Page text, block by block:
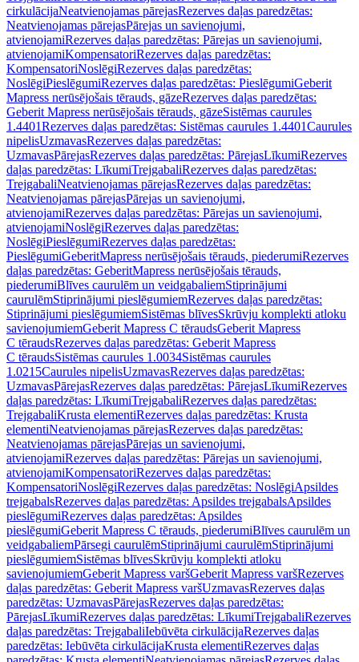
cirkulācijaNeatvienojamas pārejasRezerves daļas paredzētas:
Neatvienojamas pārejasPārejas un savienojumi,
atvienojamiRezerves daļas paredzētas: Pārejas un savienojumi,
atvienojamiKompensatoriRezerves daļas paredzētas:
KompensatoriNoslēgiRezerves daļas paredzētas:
NoslēgiPieslēgumiRezerves daļas paredzētas: PieslēgumiGeberit
Mapress nerūsējošais tērauds, gāzeRezerves daļas paredzētas:
Geberit Mapress nerūsējošais tērauds, gāzeSistēmas caurules
1.4401Rezerves daļas paredzētas: Sistēmas caurules 1.4401Caurules
nipelisUzmavasRezerves daļas paredzētas:
UzmavasPārejasRezerves daļas paredzētas: PārejasLīkumiRezerves
daļas paredzētas: LīkumiTrejgabaliRezerves daļas paredzētas:
TrejgabaliNeatvienojamas pārejasRezerves daļas paredzētas:
Neatvienojamas pārejasPārejas un savienojumi,
atvienojamiRezerves daļas paredzētas: Pārejas un savienojumi,
atvienojamiNoslēgiRezerves daļas paredzētas:
NoslēgiPieslēgumiRezerves daļas paredzētas:
PieslēgumiGeberitMapress nerūsējošais tērauds, piederumiRezerves
daļas paredzētas: GeberitMapress nerūsējošais tērauds,
piederumiBlīves caurulēm un veidgabaliemStiprinājumi
caurulēmStiprinājumi pieslēgumiemRezerves daļas paredzētas:
Stiprinājumi pieslēgumiemSistēmas blīvesSkrūvju komplekti atloku
savienojumiemGeberit Mapress C tēraudsGeberit Mapress
C tēraudsRezerves daļas paredzētas: Geberit Mapress
C tēraudsSistēmas caurules 1.0034Sistēmas caurules
1.0215Caurules nipelisUzmavasRezerves daļas paredzētas:
UzmavasPārejasRezerves daļas paredzētas: PārejasLīkumiRezerves
daļas paredzētas: LīkumiTrejgabaliRezerves daļas paredzētas:
TrejgabaliKrusta elementiRezerves daļas paredzētas: Krusta
elementiNeatvienojamas pārejasRezerves daļas paredzētas:
Neatvienojamas pārejasPārejas un savienojumi,
atvienojamiRezerves daļas paredzētas: Pārejas un savienojumi,
atvienojamiKompensatoriRezerves daļas paredzētas:
KompensatoriNoslēgiRezerves daļas paredzētas: NoslēgiApsildes
trejgabalsRezerves daļas paredzētas: Apsildes trejgabalsApsildes
pieslēgumiRezerves daļas paredzētas: Apsildes
pieslēgumiGeberit Mapress C tērauds, piederumiBlīves caurulēm un
veidgabaliemPārsegi caurulēmStiprinājumi caurulēmStiprinājumi
pieslēgumiemSistēmas blīvesSkrūvju komplekti atloku
savienojumiemGeberit Mapress varšGeberit Mapress varšRezerves
daļas paredzētas: Geberit Mapress varšUzmavasRezerves daļas
paredzētas: UzmavasPārejasRezerves daļas paredzētas:
PārejasLīkumiRezerves daļas paredzētas: LīkumiTrejgabaliRezerves
daļas paredzētas: TrejgabaliIebūvēta cirkulācijaRezerves daļas
paredzētas: Iebūvēta cirkulācijaKrusta elementiRezerves daļas